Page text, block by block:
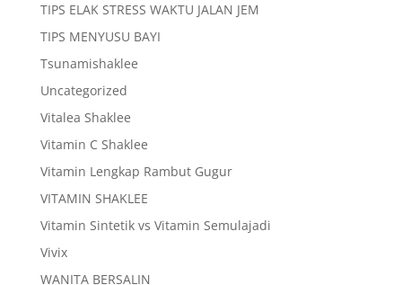
TIPS ELAK STRESS WAKTU JALAN JEM
TIPS MENYUSU BAYI
Tsunamishaklee
Uncategorized
Vitalea Shaklee
Vitamin C Shaklee
Vitamin Lengkap Rambut Gugur
VITAMIN SHAKLEE
Vitamin Sintetik vs Vitamin Semulajadi
Vivix
WANITA BERSALIN